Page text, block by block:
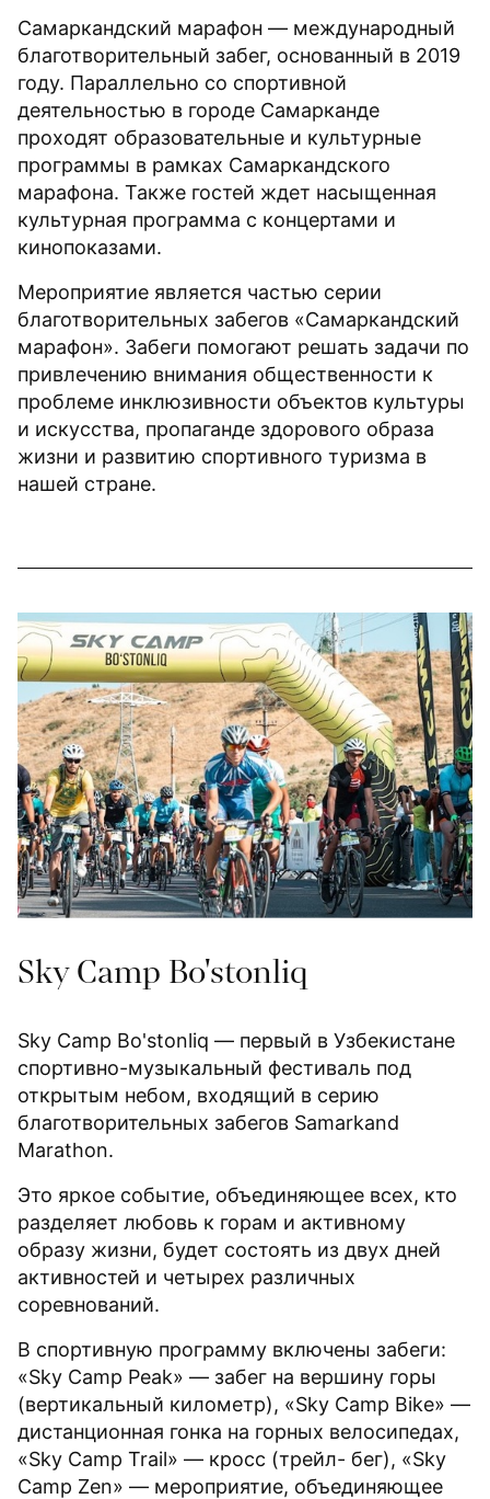
Самаркандский марафон — международный
благотворительный забег, основанный в 2019
году. Параллельно со спортивной
деятельностью в городе Самарканде
проходят образовательные и культурные
программы в рамках Самаркандского
марафона. Также гостей ждет насыщенная
культурная программа с концертами и
кинопоказами.
Мероприятие является частью серии
благотворительных забегов «Самаркандский
марафон». Забеги помогают решать задачи по
привлечению внимания общественности к
проблеме инклюзивности объектов культуры
и искусства, пропаганде здорового образа
жизни и развитию спортивного туризма в
нашей стране.
Sky Camp Bo'stonliq
Sky Camp Bo'stonliq — первый в Узбекистане
спортивно-музыкальный фестиваль под
открытым небом, входящий в серию
благотворительных забегов Samarkand
Marathon.
Это яркое событие, объединяющее всех, кто
разделяет любовь к горам и активному
образу жизни, будет состоять из двух дней
активностей и четырех различных
соревнований.
В спортивную программу включены забеги:
«Sky Camp Peak» — забег на вершину горы
(вертикальный километр), «Sky Camp Bike» —
дистанционная гонка на горных велосипедах,
«Sky Camp Trail» — кросс (трейл- бег), «Sky
Camp Zen» — мероприятие, объединяющее